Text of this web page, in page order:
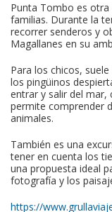
Punta Tombo es otra
familias. Durante la
recorrer senderos y
Magallanes en su
Para los chicos,
los pingüinos
entrar y salir del mar,
permite comprender
animales.
También es una
tener en cuenta los
una propuesta ideal
fotografía y los
https://